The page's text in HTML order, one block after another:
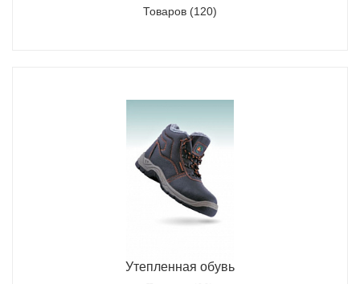
Товаров (120)
Утепленная обувь